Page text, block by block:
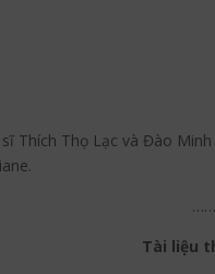
Thích Thọ Lạc và Đào
Tài liệu